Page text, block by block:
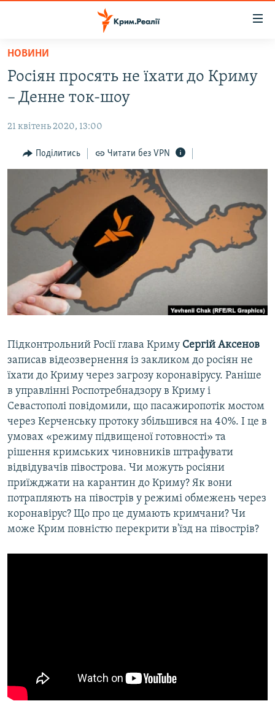
Перейти
основного
матеріалу
до
навігації
Перейти
пошуку
ВОДА.КРИМ
ПОЛІТИКА
БЛОГИ
ІНТЕРВ'Ю
ВСЕ ЗА ДЕНЬ
СПЕЦПРОЕКТИ
ДЕПОРТАЦІЯ
ВІДЕОУРОКИ «ELIFBE»
СВІДЧЕННЯ ОКУПАЦІЇ
ІНФОГРАФІКА
ЯК ОБІЙТИ БЛОКУВАННЯ
Русский
Qırımtatar
ДОЛУЧАЙСЯ!
Усі сайти RFE/RL
НОВИНИ
Росіян просять не їхати до Криму
– Денне ток-шоу
21 квітень 2020, 13:00
Поділитись Читати без VPN
Підконтрольний Росії глава Криму Сергій Аксенов
записав відеозвернення із закликом до росіян не
їхати до Криму через загрозу коронавірусу. Раніше
в управлінні Роспотребнадзору в Криму і
Севастополі повідомили, що пасажиропотік мостом
через Керченську протоку збільшився на 40%. І це в
умовах «режиму підвищеної готовності» та
рішення кримських чиновників штрафувати
відвідувачів півострова. Чи можуть росіяни
приїжджати на карантин до Криму? Як вони
потрапляють на півострів у режимі обмежень через
коронавірус? Що про це думають кримчани? Чи
може Крим повністю перекрити в'їзд на півострів?